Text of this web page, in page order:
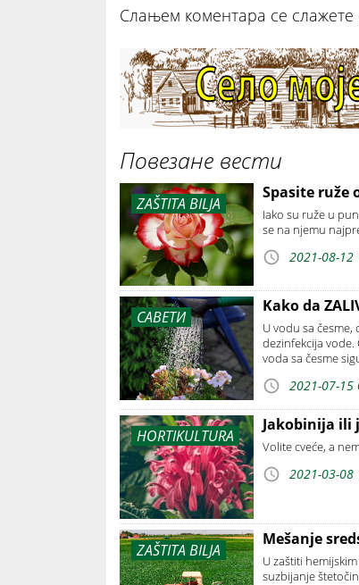
Слањем коментара се слажете
Повезане вести
ZAŠTITA BILJA
Spasite ruže
Iako su ruže u
se na njemu
2021-08-12
САВЕТИ
Kako da
U vodu sa
dezinfekcija
voda sa česme
2021-07-15
HORTIKULTURA
Jakobinija ili
Volite cveće, a
2021-03-08
ZAŠTITA BILJA
Mešanje
U zaštiti
suzbijanje